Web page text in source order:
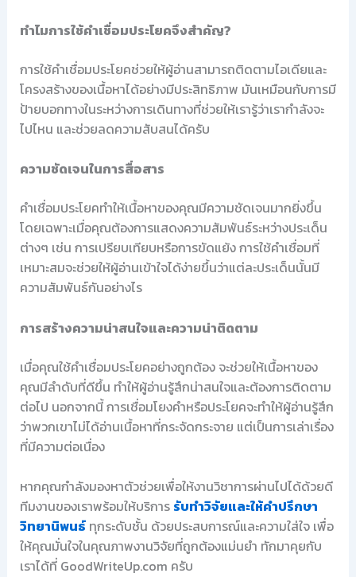
ทำไมการใช้คำเชื่อมประโยคจึงสำคัญ?
การใช้คำเชื่อมประโยคช่วยให้ผู้อ่านสามารถติดตามไอเดียและ
โครงสร้างของเนื้อหาได้อย่างมีประสิทธิภาพ มันเหมือนกับการมี
ป้ายบอกทางในระหว่างการเดินทางที่ช่วยให้เรารู้ว่าเรากำลังจะ
ไปไหน และช่วยลดความสับสนได้ครับ
ความชัดเจนในการสื่อสาร
คำเชื่อมประโยคทำให้เนื้อหาของคุณมีความชัดเจนมากยิ่งขึ้น
โดยเฉพาะเมื่อคุณต้องการแสดงความสัมพันธ์ระหว่างประเด็น
ต่างๆ เช่น การเปรียบเทียบหรือการขัดแย้ง การใช้คำเชื่อมที่
เหมาะสมจะช่วยให้ผู้อ่านเข้าใจได้ง่ายขึ้นว่าแต่ละประเด็นนั้นมี
ความสัมพันธ์กันอย่างไร
การสร้างความน่าสนใจและความน่าติดตาม
เมื่อคุณใช้คำเชื่อมประโยคอย่างถูกต้อง จะช่วยให้เนื้อหาของ
คุณมีลำดับที่ดีขึ้น ทำให้ผู้อ่านรู้สึกน่าสนใจและต้องการติดตาม
ต่อไป นอกจากนี้ การเชื่อมโยงคำหรือประโยคจะทำให้ผู้อ่านรู้สึก
ว่าพวกเขาไม่ได้อ่านเนื้อหาที่กระจัดกระจาย แต่เป็นการเล่าเรื่อง
ที่มีความต่อเนื่อง
หากคุณกำลังมองหาตัวช่วยเพื่อให้งานวิชาการผ่านไปได้ด้วยดี
ทีมงานของเราพร้อมให้บริการ รับทำวิจัยและให้คำปรึกษา
วิทยานิพนธ์ทุกระดับชั้น ด้วยประสบการณ์และความใส่ใจ เพื่อ
ให้คุณมั่นใจในคุณภาพงานวิจัยที่ถูกต้องแม่นยำ ทักมาคุยกับ
เราได้ที่ GoodWriteUp.com ครับ